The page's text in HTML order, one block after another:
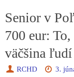
Senior v
700 eur:
väčšina
RCHD
3.